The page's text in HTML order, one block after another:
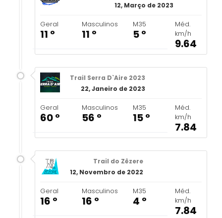
12, Março de 2023
Geral
11 º
Masculinos
11 º
M35
5 º
Méd.
km/h
9.64
Trail Serra D`Aire 2023
22, Janeiro de 2023
Geral
60 º
Masculinos
56 º
M35
15 º
Méd.
km/h
7.84
Trail do Zêzere
12, Novembro de 2022
Geral
16 º
Masculinos
16 º
M35
4 º
Méd.
km/h
7.84